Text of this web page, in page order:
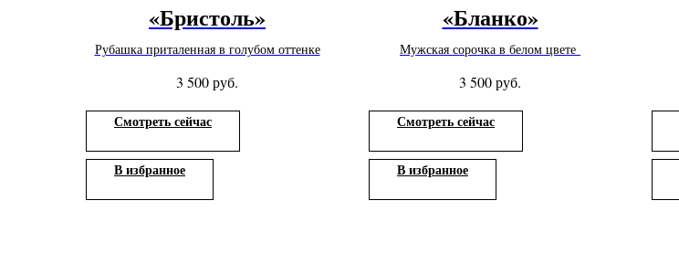
«Бристоль»
Рубашка приталенная в голубом оттенке
3 500руб.
Смотреть сейчас
В избранное
«Бланко»
Мужская сорочка в белом цвете
3 500руб.
Смотреть сейчас
В избранное